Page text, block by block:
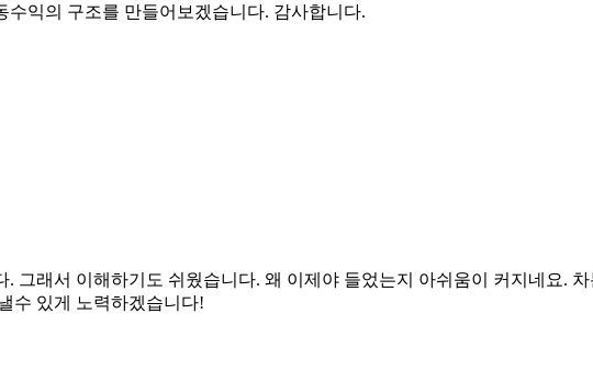
익의 구조를 만들어보겠습니다. 감사합니다.
그래서 이해하기도 쉬웠습니다. 왜 이제야 들었는지 아쉬움이 커지네요.
수 있게 노력하겠습니다!